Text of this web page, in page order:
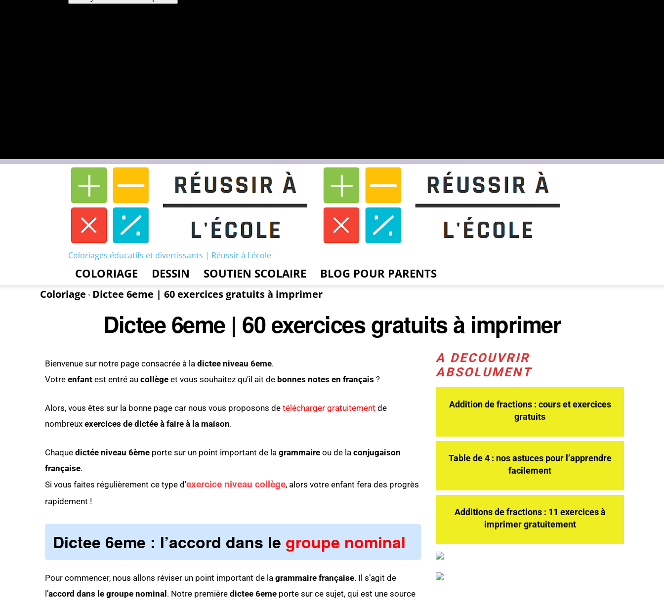
Coloriages éducatifs et divertissants | Réussir à l école
COLORIAGE DESSIN SOUTIEN SCOLAIRE BLOG POUR PARENTS
Coloriage Dictee 6eme | 60 exercices gratuits à imprimer
Dictee 6eme | 60 exercices gratuits à imprimer
Bienvenue sur notre page consacrée à la dictee niveau 6eme.
Votre enfant est entré au collège et vous souhaitez qu’il ait de bonnes notes en français ?
Alors, vous êtes sur la bonne page car nous vous proposons de télécharger gratuitement de
nombreux exercices de dictée à faire à la maison.
Chaque dictée niveau 6ème porte sur un point important de la grammaire ou de la conjugaison
française.
Si vous faites régulièrement ce type d’exercice niveau collège, alors votre enfant fera des progrès
rapidement !
Dictee 6eme : l’accord dans le groupe nominal
Pour commencer, nous allons réviser un point important de la grammaire française. Il s’agit de
l’accord dans le groupe nominal . Notre première dictee 6eme porte sur ce sujet, qui est une source
A DECOUVRIR
ABSOLUMENT
Addition de fractions : cours et exercices
gratuits
Table de 4 : nos astuces pour l’apprendre
facilement
Additions de fractions : 11 exercices à
imprimer gratuitement